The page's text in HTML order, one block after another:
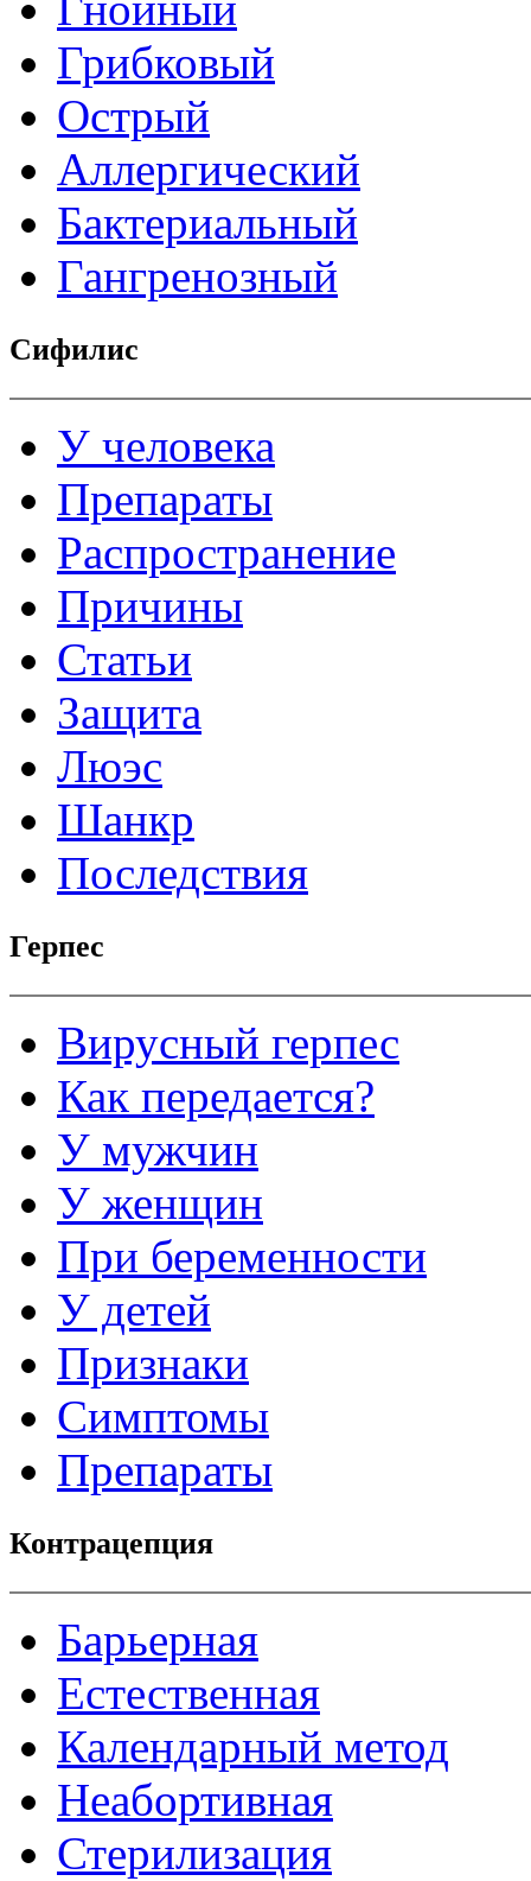
Грибковый
Острый
Аллергический
Бактериальный
Гангренозный
Сифилис
У человека
Препараты
Распространение
Причины
Статьи
Защита
Люэс
Шанкр
Последствия
Герпес
Вирусный герпес
Как передается?
У мужчин
У женщин
При беременности
У детей
Признаки
Симптомы
Препараты
Контрацепция
Барьерная
Естественная
Календарный метод
Неабортивная
Стерилизация